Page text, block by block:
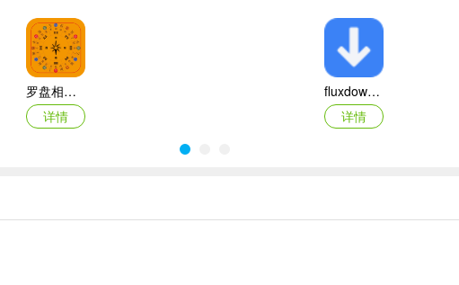
罗盘相机app
详情
fluxdown手机版
详情
2026百度网盘手机客户端
最i玩云手机app